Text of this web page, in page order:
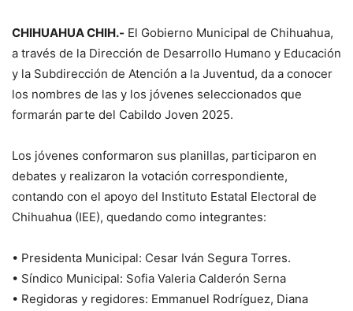
CHIHUAHUA CHIH.- El Gobierno Municipal de Chihuahua,
a través de la Dirección de Desarrollo Humano y Educación
y la Subdirección de Atención a la Juventud, da a conocer
los nombres de las y los jóvenes seleccionados que
formarán parte del Cabildo Joven 2025.
Los jóvenes conformaron sus planillas, participaron en
debates y realizaron la votación correspondiente,
contando con el apoyo del Instituto Estatal Electoral de
Chihuahua (IEE), quedando como integrantes:
• Presidenta Municipal: Cesar Iván Segura Torres.
• Síndico Municipal: Sofia Valeria Calderón Serna
• Regidoras y regidores: Emmanuel Rodríguez, Diana